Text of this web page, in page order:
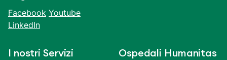
Facebook Youtube
LinkedIn
I nostri Servizi Ospedali Humanitas